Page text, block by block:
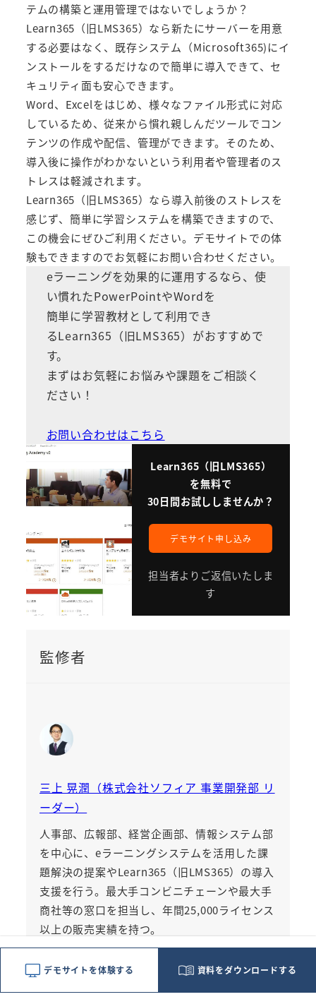
テムの構築と運用管理ではないでしょうか？
Learn365（旧LMS365） なら新たにサーバーを用意
する必要はなく、既存システム（Microsoft365)にイ
ンストールをするだけなので簡単に導入できて、セ
キュリティ面も安心できます。
Word、Excelをはじめ、様々なファイル形式に対応
しているため、従来から慣れ親しんだツールでコン
テンツの作成や配信、管理ができます。そのため、
導入後に操作がわかないという利用者や管理者のス
トレスは軽減されます。
Learn365（旧LMS365） なら導入前後のストレスを
感じず、簡単に学習システムを構築できますので、
この機会にぜひご利用ください。デモサイトでの体
験もできますのでお気軽にお問い合わせください。
eラーニングを効果的に運用するなら、使
い慣れたPowerPointやWordを
簡単に学習教材として利用でき
るLearn365（旧LMS365） がおすすめで
す。
まずはお気軽にお悩みや課題をご相談く
ださい！
お問い合わせはこちら
Learn365（旧LMS365）
を無料で
30日間お試ししませんか？
デモサイト申し込み
担当者よりご返信いたしま
す
監修者
三上 晃潤（株式会社ソフィア 事業開発部 リ
ーダー）
人事部、広報部、経営企画部、情報システム部
を中心に、eラーニングシステムを活用した課
題解決の提案やLearn365（旧LMS365） の導入
支援を行う。最大手コンビニチェーンや最大手
商社等の窓口を担当し、年間25,000ライセンス
以上の販売実績を持つ。
Learn365の導入実績
デモサイトを体験する 資料をダウンロードする